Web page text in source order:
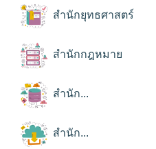
สำนักยุทธศาสตร์
สำนักกฎหมาย
สำนัก...
สำนัก...